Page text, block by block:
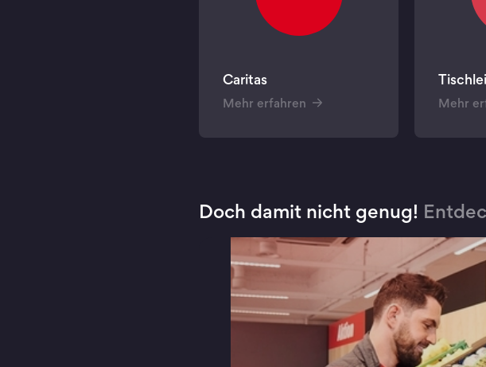
Caritas
Mehr erfahren Mehr
Doch damit nicht genug!